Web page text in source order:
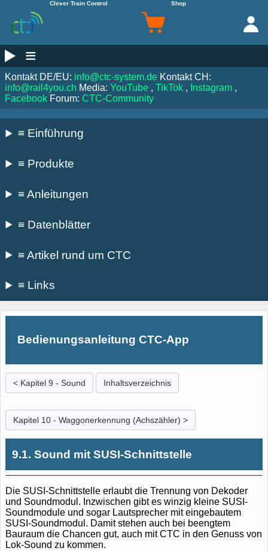
Clever Train Control Shop
≡
Kontakt DE/EU: info@ctc-system.de Kontakt CH:
info@rail4you.ch Media: YouTube , TikTok , Instagram ,
Facebook Forum: CTC-Community
≡ Einführung
≡ Produkte
≡ Anleitungen
≡ Datenblätter
≡ Artikel rund um CTC
≡ Links
Bedienungsanleitung CTC-App
< Kapitel 9 - Sound Inhaltsverzeichnis
Kapitel 10 - Waggonerkennung (Achszähler) >
9.1. Sound mit SUSI-Schnittstelle
Die SUSI-Schnittstelle erlaubt die Trennung von Dekoder
und Soundmodul. Inzwischen gibt es winzig kleine SUSI-
Soundmodule und sogar Lautsprecher mit eingebautem
SUSI-Soundmodul. Damit stehen auch bei beengtem
Bauraum die Chancen gut, auch mit CTC in den Genuss von
Lok-Sound zu kommen.